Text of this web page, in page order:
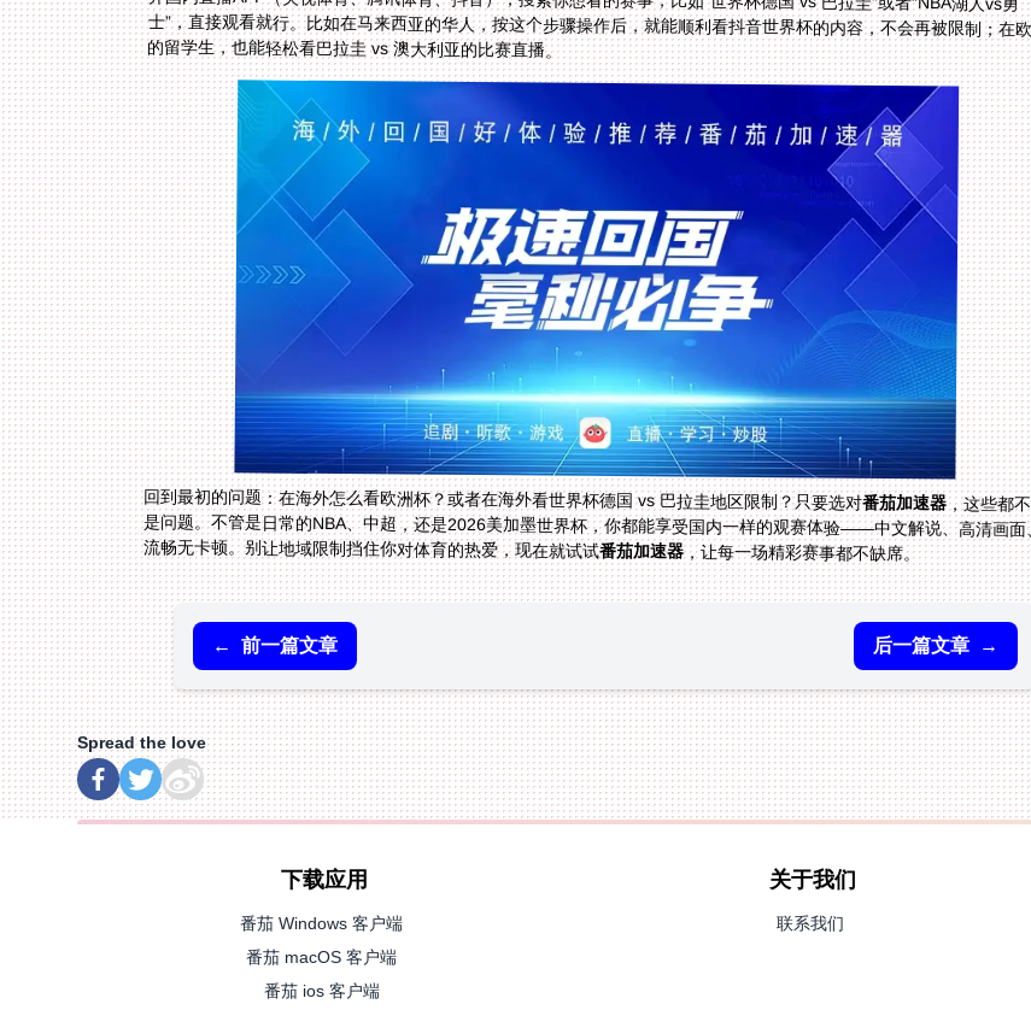
的留学生，也能轻松看巴拉圭 vs 澳大利亚的比赛直播。
回到最初的问题：在海外怎么看欧洲杯？或者在海外看世界杯德国 vs 巴拉圭地区限制？只要选对番茄加速器，这些都不
是问题。不管是日常的NBA、中超，还是2026美加墨世界杯，你都能享受国内一样的观赛体验——中文解说、高清画面、
流畅无卡顿。别让地域限制挡住你对体育的热爱，现在就试试番茄加速器，让每一场精彩赛事都不缺席。
← 前一篇文章 后一篇文章 →
Spread the love
下载应用
番茄 Windows 客户端
番茄 macOS 客户端
番茄 ios 客户端
关于我们
联系我们